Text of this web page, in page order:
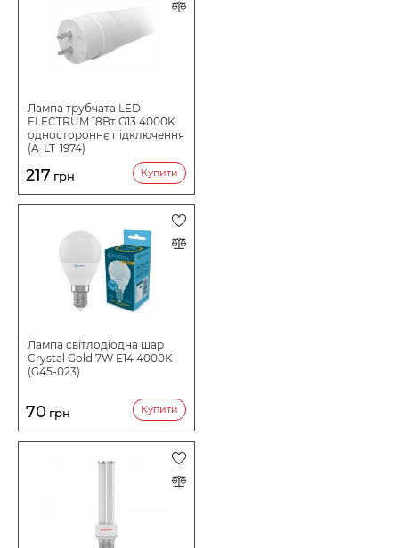
Лампа трубчата LED
ELECTRUM 18Вт G13 4000K
одностороннє підключення
(A-LT-1974)
217 грн Купити
Лампа світлодіодна шар
Crystal Gold 7W E14 4000K
(G45-023)
70 грн Купити